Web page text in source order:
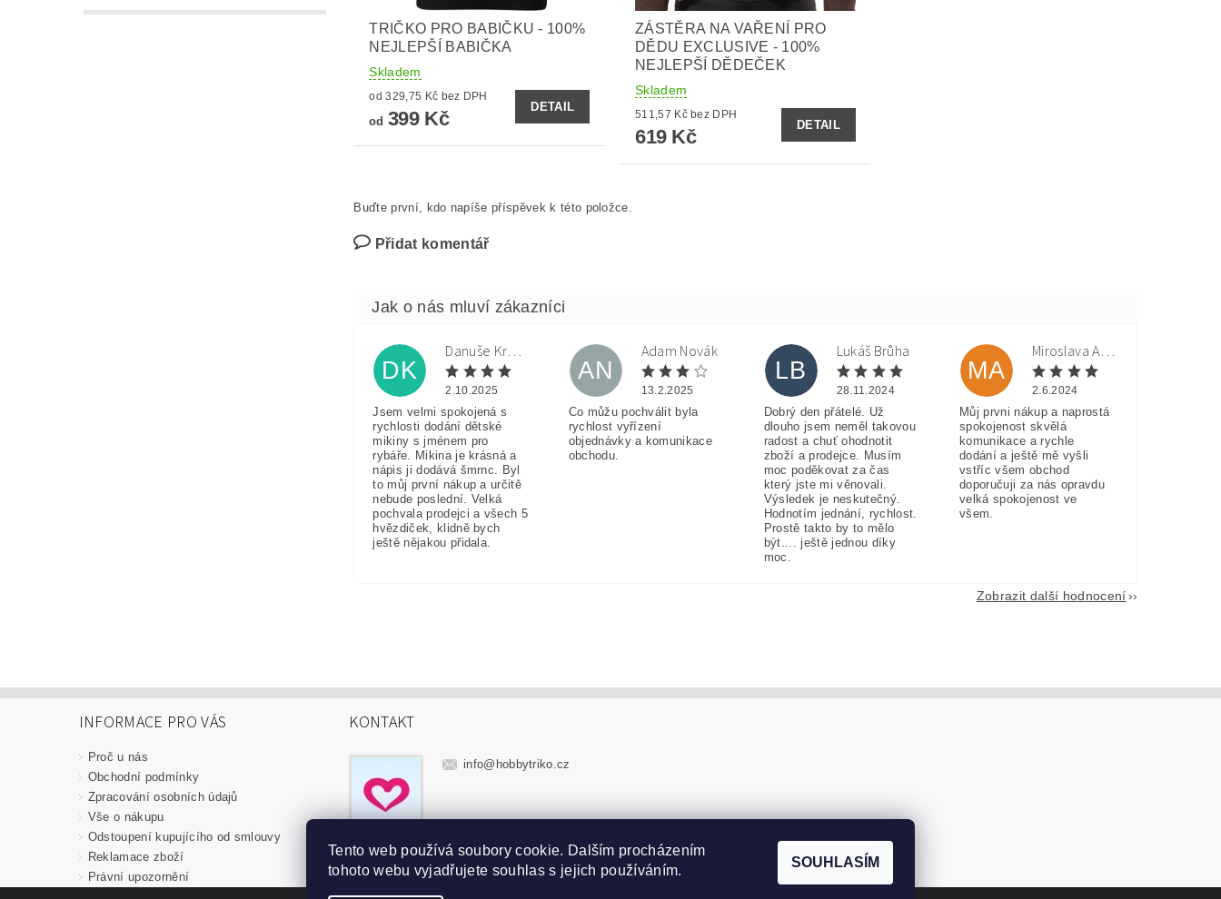
TRIČKO PRO BABIČKU - 100%
NEJLEPŠÍ BABIČKA
Skladem
od 329,75 Kč bez DPH
od 399 Kč
DETAIL
ZÁSTĚRA NA VAŘENÍ PRO
DĚDU EXCLUSIVE - 100%
NEJLEPŠÍ DĚDEČEK
Skladem
511,57 Kč bez DPH
619 Kč
DETAIL
Buďte první, kdo napíše příspěvek k této položce.
Přidat komentář
DK
Danuše Krulová
2.10.2025
Jsem velmi spokojená s
rychlosti dodání dětské
mikiny s jménem pro
rybáře. Mikina je krásná a
nápis ji dodává šmrnc. Byl
to můj první nákup a určitě
nebude poslední. Velká
pochvala prodejci a všech 5
hvězdiček, klidně bych
ještě nějakou přidala.
AN
Adam Novák
13.2.2025
Co můžu pochválit byla
rychlost vyřízení
objednávky a komunikace
obchodu.
LB
Lukáš Brůha
28.11.2024
Dobrý den přátelé. Už
dlouho jsem neměl takovou
radost a chuť ohodnotit
zboží a prodejce. Musím
moc poděkovat za čas
který jste mi věnovali.
Výsledek je neskutečný.
Hodnotím jednání, rychlost.
Prostě takto by to mělo
být.... ještě jednou díky
moc.
MA
Miroslava Andorková
2.6.2024
Můj prvni nákup a naprostá
spokojenost skvělá
komunikace a rychle
dodání a ještě mě vyšli
vstříc všem obchod
doporučuji za nás opravdu
velká spokojenost ve
všem.
Zobrazit další hodnocení
INFORMACE PRO VÁS
Proč u nás
Obchodní podmínky
Zpracování osobních údajů
Vše o nákupu
Odstoupení kupujícího od smlouvy
Reklamace zboží
Právní upozornění
KONTAKT
info@ hobbytriko.cz
Tento web používá soubory cookie. Dalším procházením
tohoto webu vyjadřujete souhlas s jejich používáním.
SOUHLASÍM